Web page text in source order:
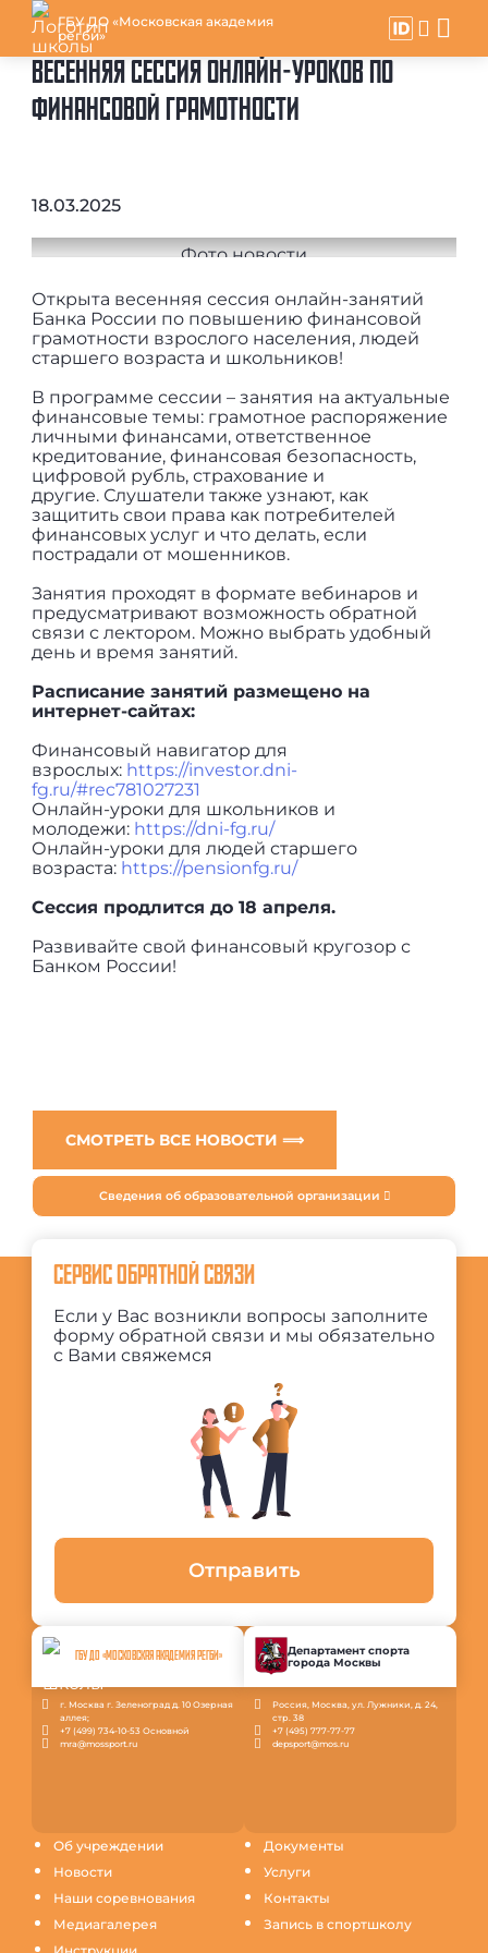
ГБУ ДО «Московская академия
регби»
ВЕСЕННЯЯ СЕССИЯ ОНЛАЙН-УРОКОВ ПО
ФИНАНСОВОЙ ГРАМОТНОСТИ
18.03.2025
Открыта весенняя сессия онлайн-занятий
Банка России по повышению финансовой
грамотности взрослого населения, людей
старшего возраста и школьников!
В программе сессии – занятия на актуальные
финансовые темы: грамотное распоряжение
личными финансами, ответственное
кредитование, финансовая безопасность,
цифровой рубль, страхование и
другие. Слушатели также узнают, как
защитить свои права как потребителей
финансовых услуг и что делать, если
пострадали от мошенников.
Занятия проходят в формате вебинаров и
предусматривают возможность обратной
связи с лектором. Можно выбрать удобный
день и время занятий.
Расписание занятий размещено на
интернет-сайтах:
Финансовый навигатор для
взрослых: https://investor.dni-
fg.ru/#rec781027231
Онлайн-уроки для школьников и
молодежи: https://dni-fg.ru/
Онлайн-уроки для людей старшего
возраста: https://pensionfg.ru/
Сессия продлится до 18 апреля.
Развивайте свой финансовый кругозор с
Банком России!
СМОТРЕТЬ ВСЕ НОВОСТИ ⟹
Сведения об образовательной организации
Об учреждении
Новости
Наши соревнования
Медиагалерея
Документы
Услуги
Контакты
Запись в спортшколу
СЕРВИС ОБРАТНОЙ СВЯЗИ
Если у Вас возникли вопросы заполните
форму обратной связи и мы обязательно
с Вами свяжемся
Отправить
ГБУ ДО «МОСКОВСКАЯ АКАДЕМИЯ РЕГБИ»
г. Москва г. Зеленоград д. 10 Озерная
аллея;
+7 (499) 734-10-53 Основной
mra@mossport.ru
Департамент спорта
города Москвы
Россия, Москва, ул. Лужники, д. 24,
стр. 38
+7 (495) 777-77-77
depsport@mos.ru